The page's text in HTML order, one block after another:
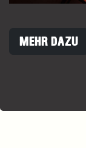
MEHR DAZU